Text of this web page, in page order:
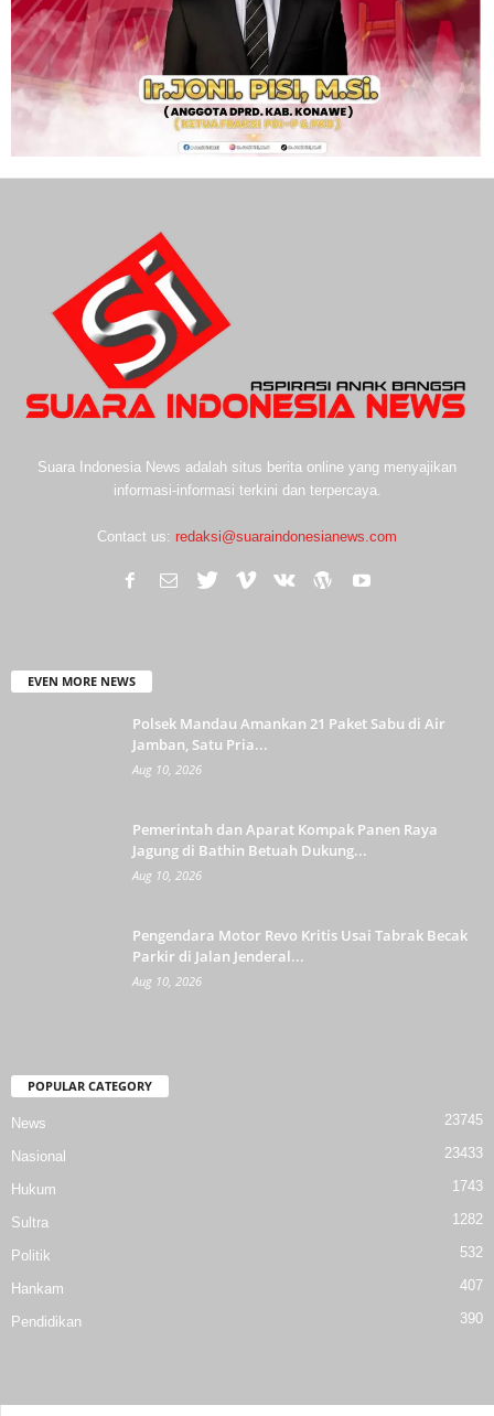
Suara Indonesia News adalah situs berita online yang menyajikan
informasi-informasi terkini dan terpercaya.
Contact us: redaksi@suaraindonesianews.com
EVEN MORE NEWS
Polsek Mandau Amankan 21 Paket Sabu di Air
Jamban, Satu Pria...
Aug 10, 2026
Pemerintah dan Aparat Kompak Panen Raya
Jagung di Bathin Betuah Dukung...
Aug 10, 2026
Pengendara Motor Revo Kritis Usai Tabrak Becak
Parkir di Jalan Jenderal...
Aug 10, 2026
POPULAR CATEGORY
News 23745
Nasional 23433
Hukum 1743
Sultra 1282
Politik 532
Hankam 407
Pendidikan 390